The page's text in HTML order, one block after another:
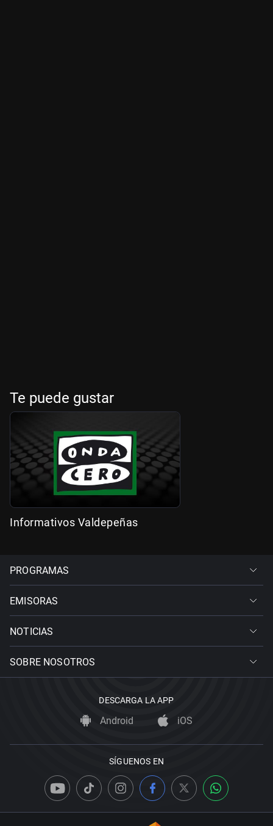
Te puede gustar
Informativos Valdepeñas
PROGRAMAS
EMISORAS
NOTICIAS
SOBRE NOSOTROS
DESCARGA LA APP
Android iOS
SÍGUENOS EN